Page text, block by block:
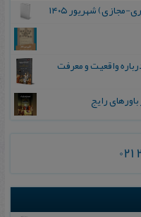
شهریور ۱۴۰۵
واقعیت و معرفت
رایج